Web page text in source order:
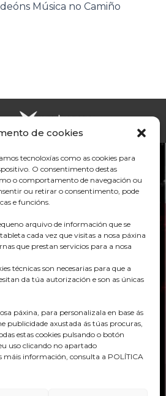
de cookies
tecnoloxías como as cookies para
O consentimento destas
o comportamento de navegación ou
ou retirar o consentimento, pode
e funcións.
arquivo de información que se
cada vez que visitas a nosa páxina
que prestan servicios para a nosa
técnicas son necesarias para que a
da túa autorización e son as únicas
páxina, para personalizala en base ás
publicidade axustada ás túas procuras,
estas cookies pulsando o botón
uso clicando no apartado
máis información, consulta a POLÍTICA
Música no Camiño
s/n
– Pontevedra